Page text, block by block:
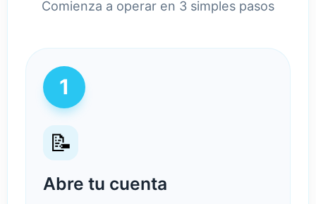
Comienza a operar en 3 simples pasos
1
📝
Abre tu cuenta